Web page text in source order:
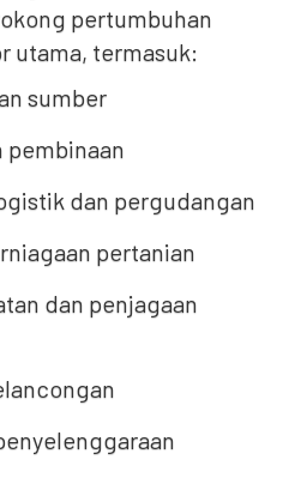
pertumbuhan
utama, termasuk:
sumber
pembinaan
dan pergudangan
pertanian
dan penjagaan